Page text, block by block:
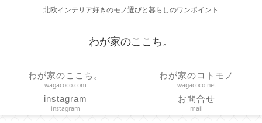
北欧インテリア好きのモノ選びと暮らしのワンポイント
わが家のここち。
わが家のここち。
wagacoco.com
わが家のコトモノ
wagacoco.net
instagram
instagram
お問合せ
mail